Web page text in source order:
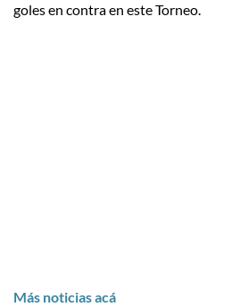
goles en contra en este Torneo.
Más noticias acá